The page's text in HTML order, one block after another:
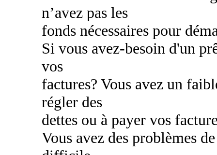
n’avez pas les
fonds nécessaires pour
Si vous avez-besoin d'un
vos
factures? Vous avez un
régler des
dettes ou à payer vos
Vous avez des problèmes